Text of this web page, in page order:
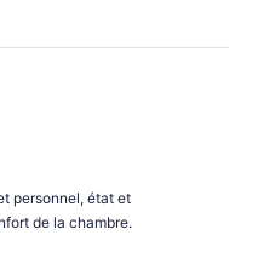
personnel, état et
de la chambre.